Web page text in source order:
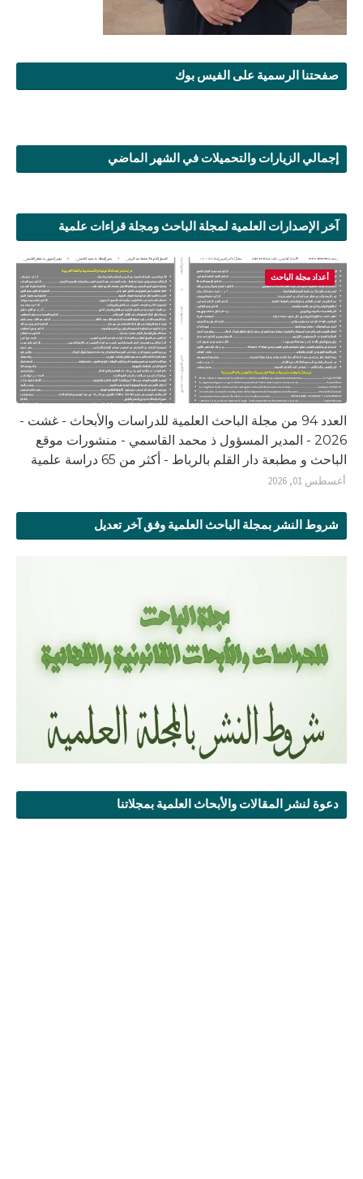
صفحتنا الرسمية على الفيس بوك
إجمالي الزيارات والتحميلات في الشهر الماضي
آخر الإصدارات العلمية لمجلة الباحث ومجلة قراءات علمية
أعداد مجلة الباحث
العدد 94 من مجلة الباحث العلمية للدراسات والأبحاث - غشت -
2026 - المدير المسؤول ذ محمد القاسمي - منشورات موقع
الباحث و مطبعة دار القلم بالرباط - أكثر من 65 دراسة علمية
أغسطس 01, 2026
شروط النشر بمجلة الباحث العلمية وفق آخر تعديل
دعوة لنشر المقالات والأبحاث العلمية بمجلاتنا